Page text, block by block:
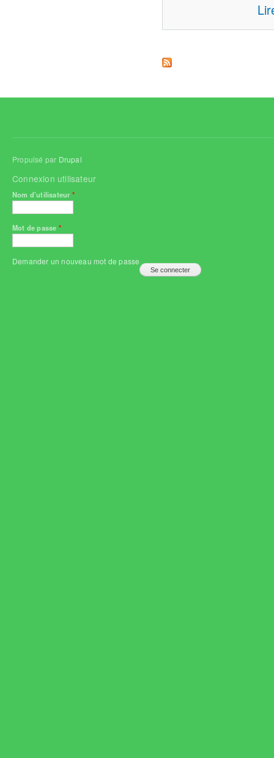
Propulsé par Drupal
Connexion utilisateur
Nom d'utilisateur *
Mot de passe *
Demander un nouveau mot de passe